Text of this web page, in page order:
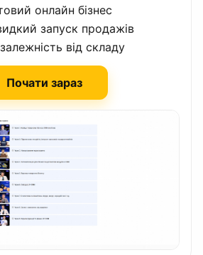
онлайн бізнес
запуск продажів
від складу
Почати зараз